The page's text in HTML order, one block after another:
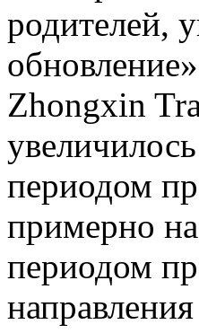
родителей,
Zhongxin
периодом
примерно
периодом